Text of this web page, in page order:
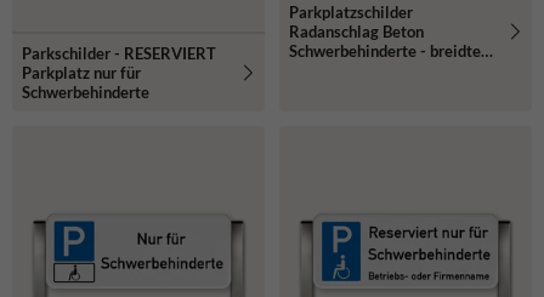
Parkschilder - RESERVIERT
Parkplatz nur für
Schwerbehinderte
Parkplatzschilder
Radanschlag Beton
Schwerbehinderte - breidte